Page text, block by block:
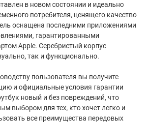
в новом состоянии и идеально
потребителя, ценящего качество
оснащена последними приложениями
гарантированными
Apple. Серебристый корпус
так и функционально.
пользователя вы получите
и официальные условия гарантии
новый и без повреждений, что
выбором для тех, кто хочет легко и
все преимущества передовых